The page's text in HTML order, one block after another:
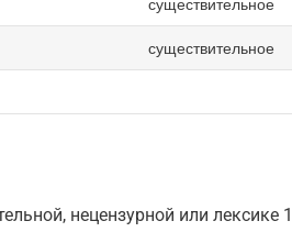
существительное
нецензурной или лексике